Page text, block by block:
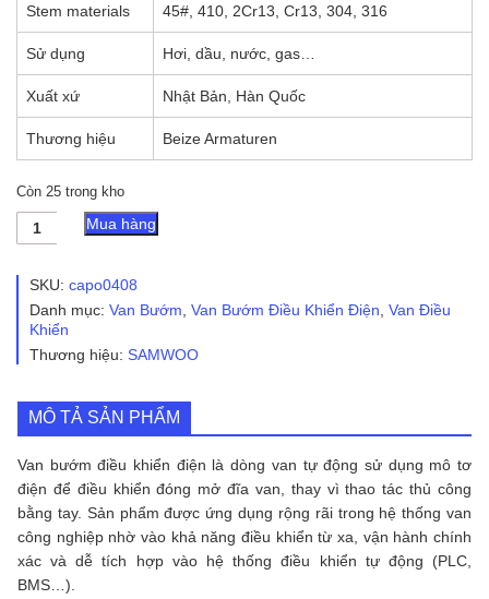
Stem materials 45#, 410, 2Cr13, Cr13, 304, 316
Sử dụng Hơi, dầu, nước, gas…
Xuất xứ Nhật Bản, Hàn Quốc
Thương hiệu Beize Armaturen
Còn 25 trong kho
Van
Cánh
Điều
Điện
số
lượng
Mua hàng
SKU: capo0408
Danh mục: Van Bướm, Van Bướm Điều Khiển Điện, Van Điều
Khiển
Thương hiệu: SAMWOO
MÔ TẢ SẢN PHẨM
Van bướm điều khiển điện là dòng van tự động sử dụng mô tơ
điện để điều khiển đóng mở đĩa van, thay vì thao tác thủ công
bằng tay. Sản phẩm được ứng dụng rộng rãi trong hệ thống van
công nghiệp nhờ vào khả năng điều khiển từ xa, vận hành chính
xác và dễ tích hợp vào hệ thống điều khiển tự động (PLC,
BMS…).